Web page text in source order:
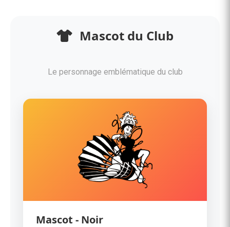
Mascot du Club
Le personnage emblématique du club
Mascot - Noir